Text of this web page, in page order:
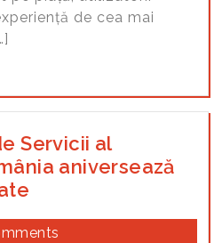
de cea mai
Servicii al
aniversează